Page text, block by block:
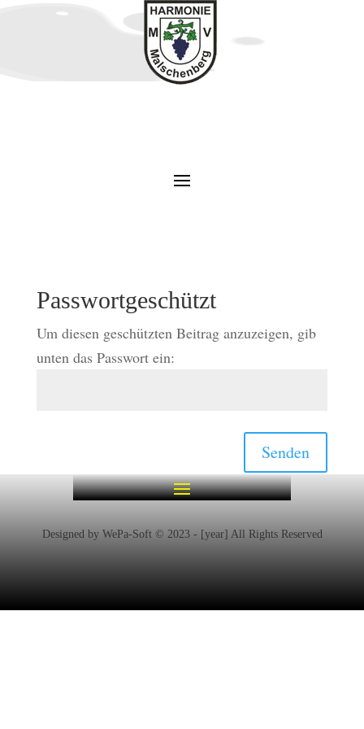
Passwortgeschützt
Um diesen geschützten Beitrag anzuzeigen, gib
unten das Passwort ein:
Senden
Designed by WePa-Soft © 2023 - [year] All Rights Reserved